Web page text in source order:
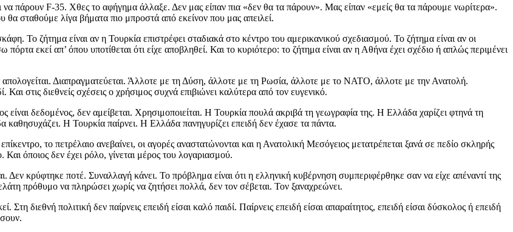
να πάρουν F-35. Χθες το αφήγημα άλλαξε. Δεν μας είπαν πια «δεν θα τα πάρουν». Μας είπαν «εμείς θα τα πάρουμε νωρίτερα».
σταθούμε λίγα βήματα πιο μπροστά από εκείνον που μας απειλεί.
Το ζήτημα είναι αν η Τουρκία επιστρέφει σταδιακά στο κέντρο του αμερικανικού σχεδιασμού. Το ζήτημα είναι αν οι
εκεί απ’ όπου υποτίθεται ότι είχε αποβληθεί. Και το κυριότερο: το ζήτημα είναι αν η Αθήνα έχει σχέδιο ή απλώς περιμένει
Διαπραγματεύεται. Άλλοτε με τη Δύση, άλλοτε με τη Ρωσία, άλλοτε με το ΝΑΤΟ, άλλοτε με την Ανατολή.
στις διεθνείς σχέσεις ο χρήσιμος συχνά επιβιώνει καλύτερα από τον ευγενικό.
είναι δεδομένος, δεν αμείβεται. Χρησιμοποιείται. Η Τουρκία πουλά ακριβά τη γεωγραφία της. Η Ελλάδα χαρίζει φτηνά τη
Η Τουρκία παίρνει. Η Ελλάδα πανηγυρίζει επειδή δεν έχασε τα πάντα.
το πετρέλαιο ανεβαίνει, οι αγορές αναστατώνονται και η Ανατολική Μεσόγειος μετατρέπεται ξανά σε πεδίο σκληρής
όποιος δεν έχει ρόλο, γίνεται μέρος του λογαριασμού.
κρύφτηκε ποτέ. Συναλλαγή κάνει. Το πρόβλημα είναι ότι η ελληνική κυβέρνηση συμπεριφέρθηκε σαν να είχε απέναντί της
πρόθυμο να πληρώσει χωρίς να ζητήσει πολλά, δεν τον σέβεται. Τον ξαναχρεώνει.
διεθνή πολιτική δεν παίρνεις επειδή είσαι καλό παιδί. Παίρνεις επειδή είσαι απαραίτητος, επειδή είσαι δύσκολος ή επειδή